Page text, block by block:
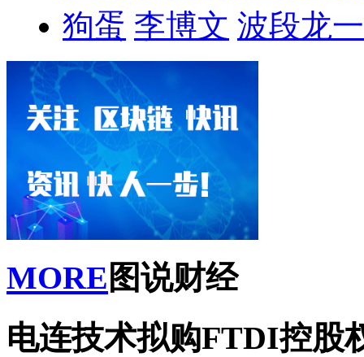
狗蛋 李博文 波段龙一
MORE 图说财经
电连技术拟购FTDI控股